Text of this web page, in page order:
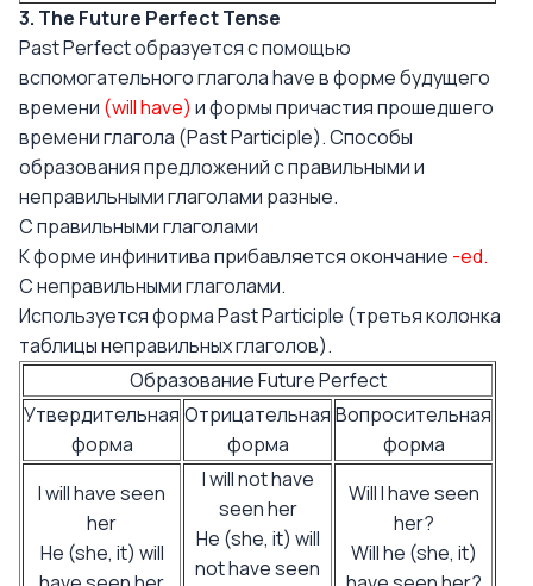
3. The Future Perfect Tense
Past Perfect образуется с помощью
вспомогательного глагола have в форме будущего
времени (will have) и формы причастия прошедшего
времени глагола (Past Participle). Способы
образования предложений с правильными и
неправильными глаголами разные.
С правильными глаголами
К форме инфинитива прибавляется окончание -ed.
С неправильными глаголами.
Используется форма Past Participle (третья колонка
таблицы неправильных глаголов).
Образование Future Perfect
Утвердительная
форма
Отрицательная
форма
Вопросительная
форма
I will have seen
her
He (she, it) will
I will not have
seen her
He (she, it) will
not have seen
Will I have seen
her?
Will he (she, it)